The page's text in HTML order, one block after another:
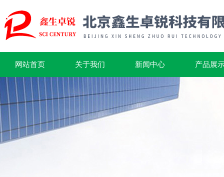
网站首页 关于我们 新闻中心 产品展